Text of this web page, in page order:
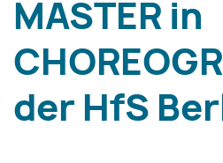
MASTER in
der HfS